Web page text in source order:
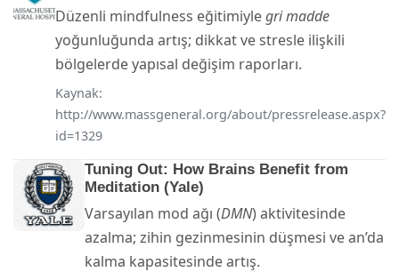
Düzenli mindfulness eğitimiylegri madde
yoğunluğunda artış; dikkat ve stresle ilişkili
bölgelerde yapısal değişim raporları.
Kaynak:
http://www.massgeneral.org/about/pressrelease.aspx?
id=1329
Tuning Out: How Brains Benefit from
Meditation (Yale)
Varsayılan mod ağı (DMN) aktivitesinde
azalma; zihin gezinmesinin düşmesi ve an’da
kalma kapasitesinde artış.